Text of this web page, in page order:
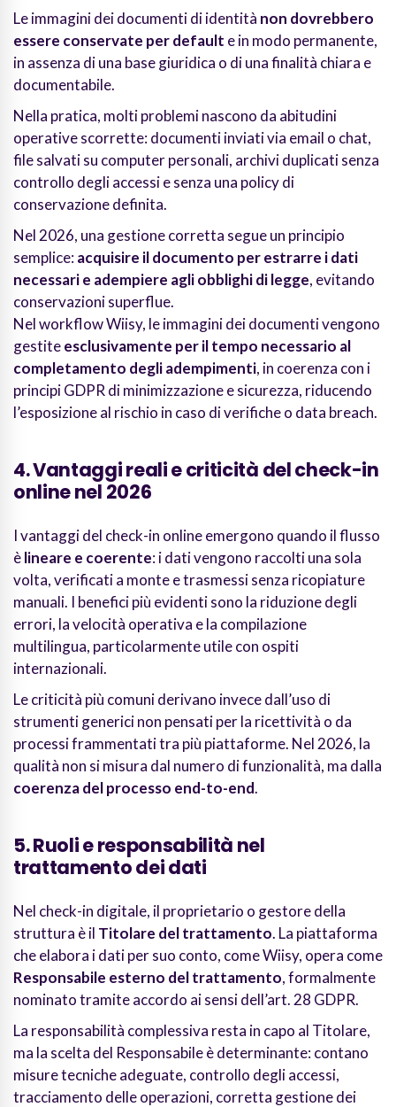
Le immagini dei documenti di identità non dovrebbero
essere conservate per default e in modo permanente,
in assenza di una base giuridica o di una finalità chiara e
documentabile.
Nella pratica, molti problemi nascono da abitudini
operative scorrette: documenti inviati via email o chat,
file salvati su computer personali, archivi duplicati senza
controllo degli accessi e senza una policy di
conservazione definita.
Nel 2026, una gestione corretta segue un principio
semplice:acquisire il documento per estrarre i dati
necessari e adempiere agli obblighi di legge, evitando
conservazioni superflue.
Nel workflow Wiisy, le immagini dei documenti vengono
gestiteesclusivamente per il tempo necessario al
completamento degli adempimenti, in coerenza con i
principi GDPR di minimizzazione e sicurezza, riducendo
l’esposizione al rischio in caso di verifiche o data breach.
4. Vantaggi reali e criticità del check-in
online nel 2026
I vantaggi del check-in online emergono quando il flusso
èlineare e coerente: i dati vengono raccolti una sola
volta, verificati a monte e trasmessi senza ricopiature
manuali. I benefici più evidenti sono la riduzione degli
errori, la velocità operativa e la compilazione
multilingua, particolarmente utile con ospiti
internazionali.
Le criticità più comuni derivano invece dall’uso di
strumenti generici non pensati per la ricettività o da
processi frammentati tra più piattaforme. Nel 2026, la
qualità non si misura dal numero di funzionalità, ma dalla
coerenza del processo end-to-end.
5. Ruoli e responsabilità nel
trattamento dei dati
Nel check-in digitale, il proprietario o gestore della
struttura è il Titolare del trattamento. La piattaforma
che elabora i dati per suo conto, come Wiisy, opera come
Responsabile esterno del trattamento, formalmente
nominato tramite accordo ai sensi dell’art. 28 GDPR.
La responsabilità complessiva resta in capo al Titolare,
ma la scelta del Responsabile è determinante: contano
misure tecniche adeguate, controllo degli accessi,
tracciamento delle operazioni, corretta gestione dei